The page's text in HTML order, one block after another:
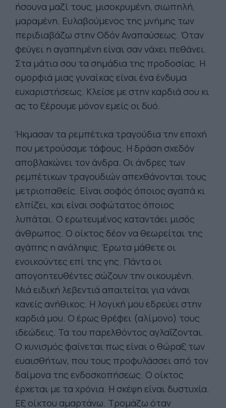
ήσουνα μαζί τους, μισοκρυμένη, σιωπηλή,
μαραμένη. Ευλαβούμενος της μνήμης των
περιδιαβάζω στην Οδόν Αναπαύσεως. Όταν
φεύγει η αγαπημένη είναι σαν νάχει πεθάνει.
Στα μάτια σου τα σημάδια της προδοσίας. Η
ομορφιά μιας γυναίκας είναι ένα ένδυμα
ευχαριστήσεως. Κλείσε με στην καρδιά σου κι
ας το ξέρουμε μόνον εμείς οι δυό.
Ήκμασαν τα ρεμπέτικα τραγούδια την εποχή
που μετρούσαμε τάφους. Η δράση σχεδόν
αποβλακώνει τον άνδρα. Οι άνδρες των
ρεμπέτικων τραγουδιών απεχθάνονται τους
μετριοπαθείς. Είναι σοφός όποιος αγαπά κι
ελπίζει, και είναι σοφώτατος όποιος
λυπάται. Ο ερωτευμένος καταντάει μισός
άνθρωπος. Ο οίκτος δέον να θεωρείται της
αγάπης η ανάληψις. Έρωτα μάθετε οι
ενοικούντες επί της γης. Πάντα οι
απογοητευθέντες σώζουν την οικουμένη.
Μιά ειδική λεβεντιά απαιτείται για νάναι
κανείς ανήθικος. Η λογική μου εδρεύει στην
καρδιά μου. Ο έρως θρέφει (αλίμονο) τους
ιδεώδεις. Τα του παρελθόντος αγλαΐζονται.
Ο κυνισμός φαίνεται πως είναι ο θώραξ των
ευαισθήτων, που τους προφυλάσσει από τον
δαίμονα της ενδοσκοπήσεως. Ο οίκτος
έρχεται με τα χρόνια. Η σκέψη είναι δυστυχία.
Εξ οίκτου αμαρτάνω. Τρομάζω όταν